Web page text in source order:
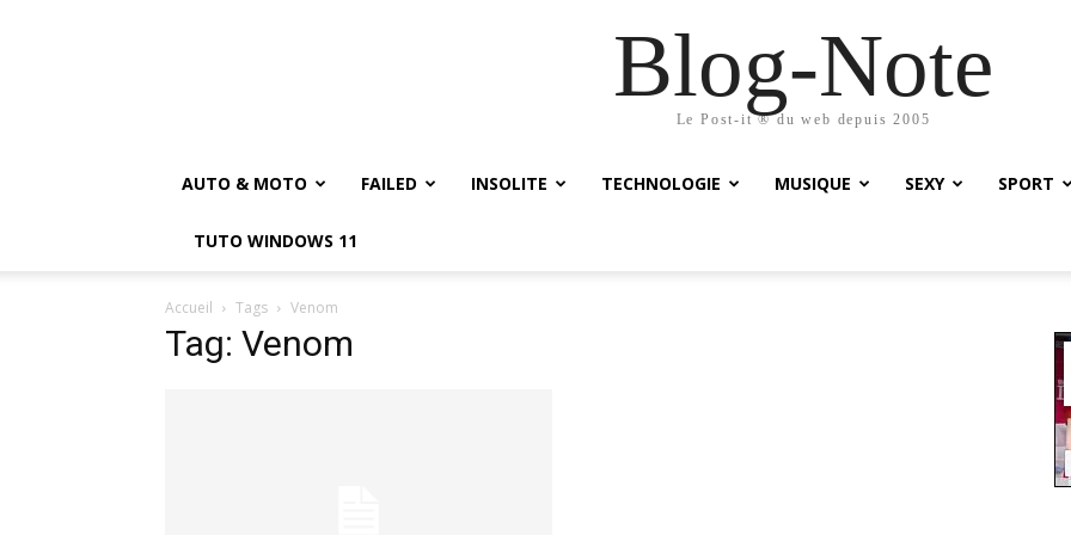
Blog-Note
Le Post-it ® du web depuis 2005
AUTO & MOTO FAILED INSOLITE TECHNOLOGIE MUSIQUE SEXY SPORT
TUTO WINDOWS 11
Accueil Tags Venom
Tag: Venom